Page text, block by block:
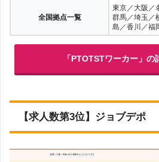
全国拠点一覧
東京／大阪／
群馬／埼玉／
島／香川／福
「PTOTSTワーカー」の
【求人数第3位】ジョブデポ